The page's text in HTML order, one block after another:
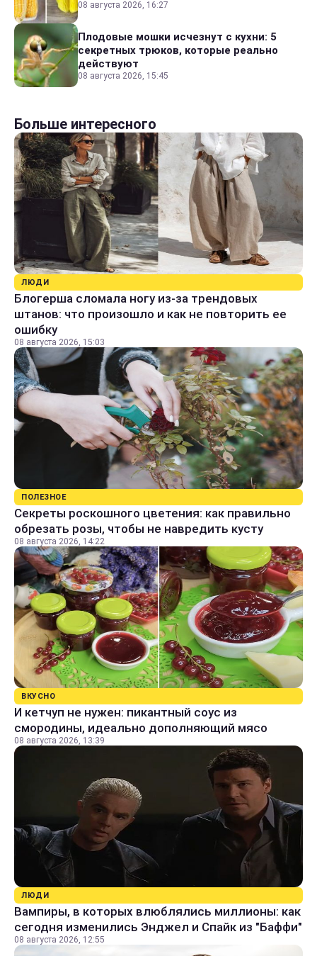
08 августа 2026, 16:27
Плодовые мошки исчезнут с кухни: 5
секретных трюков, которые реально
действуют
08 августа 2026, 15:45
Больше интересного
ЛЮДИ
Блогерша сломала ногу из-за трендовых
штанов: что произошло и как не повторить ее
ошибку
08 августа 2026, 15:03
ПОЛЕЗНОЕ
Секреты роскошного цветения: как правильно
обрезать розы, чтобы не навредить кусту
08 августа 2026, 14:22
ВКУСНО
И кетчуп не нужен: пикантный соус из
смородины, идеально дополняющий мясо
08 августа 2026, 13:39
ЛЮДИ
Вампиры, в которых влюблялись миллионы: как
сегодня изменились Энджел и Спайк из "Баффи"
08 августа 2026, 12:55